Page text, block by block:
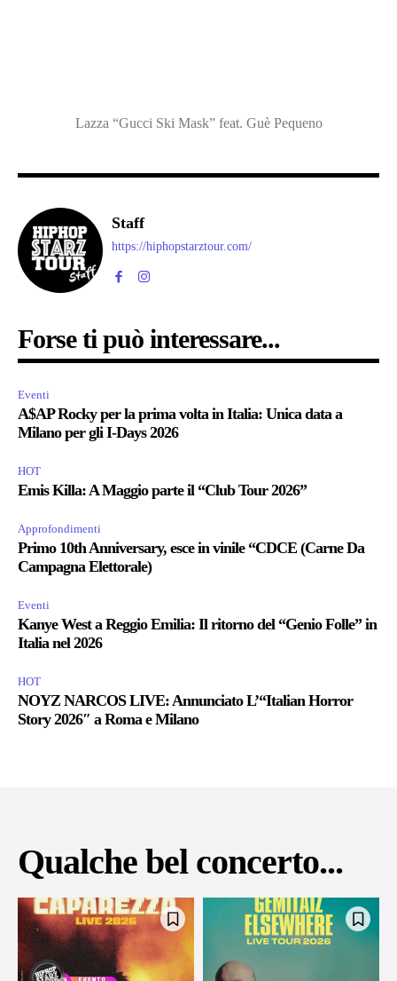
Lazza “Gucci Ski Mask” feat. Guè Pequeno
Staff
https://hiphopstarztour.com/
Forse ti può interessare...
Eventi
A$AP Rocky per la prima volta in Italia: Unica data a
Milano per gli I-Days 2026
HOT
Emis Killa: A Maggio parte il “Club Tour 2026”
Approfondimenti
Primo 10th Anniversary, esce in vinile “CDCE (Carne Da
Campagna Elettorale)
Eventi
Kanye West a Reggio Emilia: Il ritorno del “Genio Folle” in
Italia nel 2026
HOT
NOYZ NARCOS LIVE: Annunciato L’“Italian Horror
Story 2026″ a Roma e Milano
Qualche bel concerto...